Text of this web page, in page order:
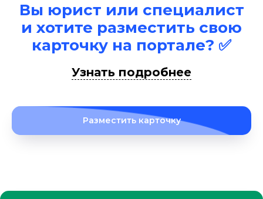
Вы юрист или специалист
и хотите разместить свою
карточку на портале? ✅
Узнать подробнее
Разместить карточку